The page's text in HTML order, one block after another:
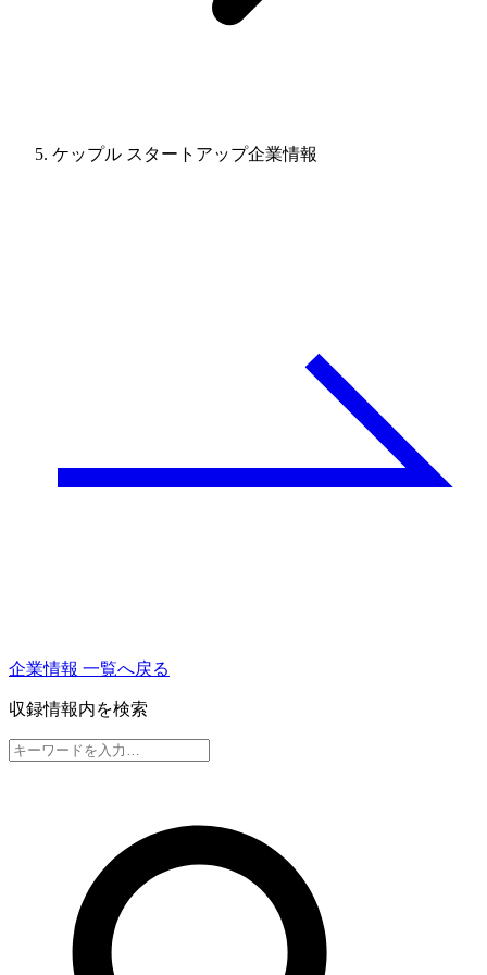
ケップル スタートアップ企業情報
企業情報 一覧へ戻る
収録情報内を検索